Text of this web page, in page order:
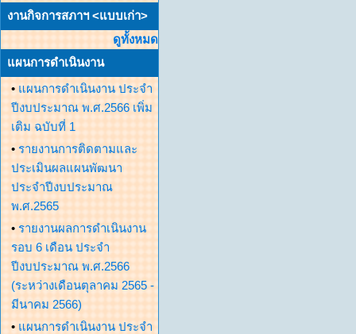
งานกิจการสภาฯ <แบบเก่า>
ดูทั้งหมด
แผนการดำเนินงาน
• แผนการดำเนินงาน ประจำ
ปีงบประมาณ พ.ศ.2566 เพิ่ม
เติม ฉบับที่ 1
• รายงานการติดตามและ
ประเมินผลแผนพัฒนา
ประจำปีงบประมาณ
พ.ศ.2565
• รายงานผลการดำเนินงาน
รอบ 6 เดือน ประจำ
ปีงบประมาณ พ.ศ.2566
(ระหว่างเดือนตุลาคม 2565 -
มีนาคม 2566)
• แผนการดำเนินงาน ประจำ